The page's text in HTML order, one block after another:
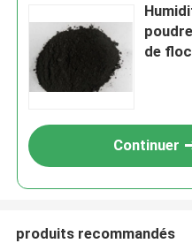
de
Continuer
produits recommandés